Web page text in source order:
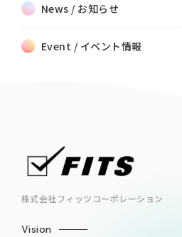
News / お知らせ
Event / イベント情報
株式会社フィッツコーポレーション
Vision